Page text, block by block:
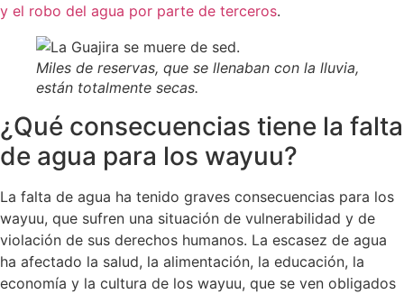
y el robo del agua por parte de terceros.
Miles de reservas, que se llenaban con la lluvia,
están totalmente secas.
¿Qué consecuencias tiene la falta
de agua para los wayuu?
La falta de agua ha tenido graves consecuencias para los
wayuu, que sufren una situación de vulnerabilidad y de
violación de sus derechos humanos. La escasez de agua
ha afectado la salud, la alimentación, la educación, la
economía y la cultura de los wayuu, que se ven obligados